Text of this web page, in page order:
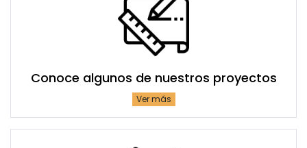
Conoce algunos de nuestros proyectos
Ver más